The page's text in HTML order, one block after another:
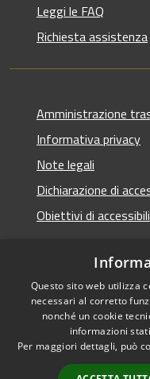
Leggi le FAQ
Richiesta assistenza
Amministrazione
Informativa privacy
Note legali
Dichiarazione di
Obiettivi di
RSS
Accessibilità
Cookie
Mappa del sito
Questo sito web utilizza
necessari al corretto
nonché un cookie
informazioni
Per maggiori dettagli, può